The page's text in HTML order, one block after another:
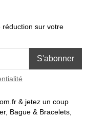
réduction sur votre
S'abonner
& jetez un coup
Bague & Bracelets,